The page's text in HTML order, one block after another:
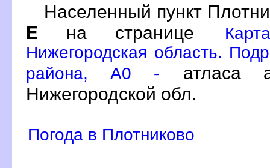
Населенный пункт
Е на странице
Нижегородская область.
района, A0 -
атласа
Нижегородской обл.
Погода в Плотниково